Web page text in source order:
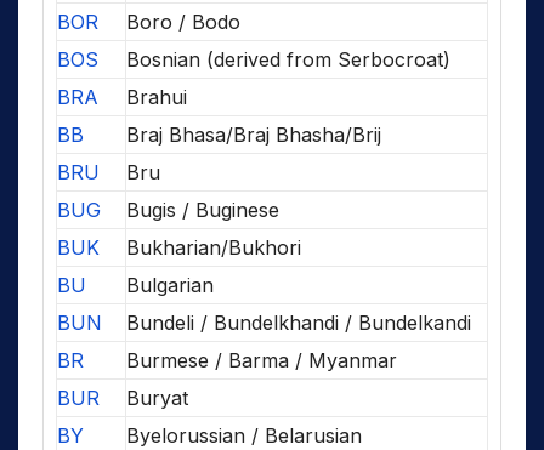
BOR
Boro / Bodo
BOS
Bosnian (derived from Serbocroat)
BRA
Brahui
BB
Braj Bhasa/Braj Bhasha/Brij
BRU
Bru
BUG
Bugis / Buginese
BUK
Bukharian/Bukhori
BU
Bulgarian
BUN
Bundeli / Bundelkhandi / Bundelkandi
BR
Burmese / Barma / Myanmar
BUR
Buryat
BY
Byelorussian / Belarusian